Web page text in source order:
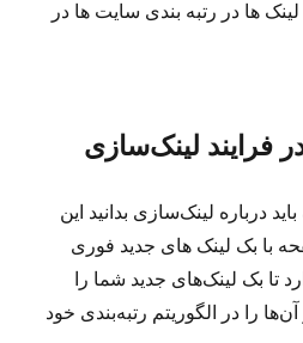
ها در رتبه بندی سایت ها در
فرایند لینک‌سازی
درباره لینک‌سازی بدانید این
با بک لینک های جدید فوری
تا بک لینک‌های جدید شما را
را در الگوریتم رتبه‌بندی خود